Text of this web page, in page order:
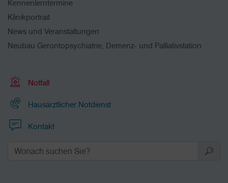
Kennenlerntermine
Klinikportrait
News und Veranstaltungen
Neubau Gerontopsychiatrie, Demenz- und Palliativstation
Notfall
Hausärztlicher Notdienst
Kontakt